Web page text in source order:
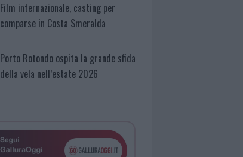
Film internazionale, casting per
comparse in Costa Smeralda
Porto Rotondo ospita la grande sfida
della vela nell’estate 2026